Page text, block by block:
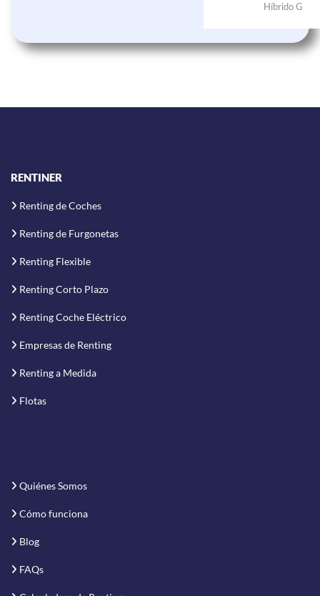
Híbrido G
RENTINER
Renting de Coches
Renting de Furgonetas
Renting Flexible
Renting Corto Plazo
Renting Coche Eléctrico
Empresas de Renting
Renting a Medida
Flotas
Quiénes Somos
Cómo funciona
Blog
FAQs